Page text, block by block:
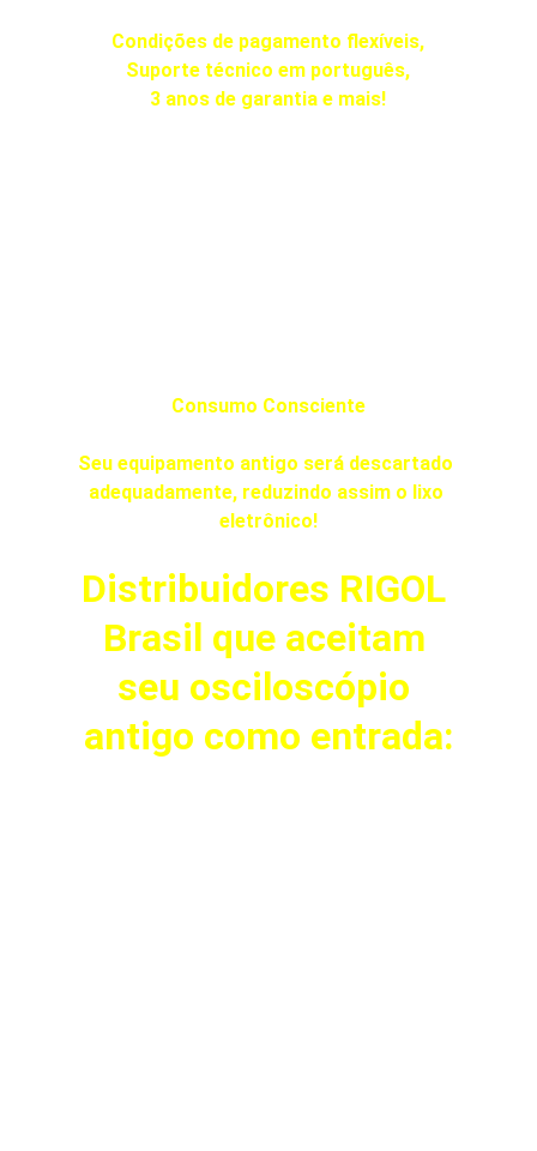
Consumo Consciente
Seu equipamento antigo será descartado
adequadamente, reduzindo assim o lixo
eletrônico!
Condições de pagamento flexíveis,
Suporte técnico em português,
3 anos de garantia e mais!
Distribuidores RIGOL
Brasil que aceitam
seu osciloscópio
antigo como entrada: